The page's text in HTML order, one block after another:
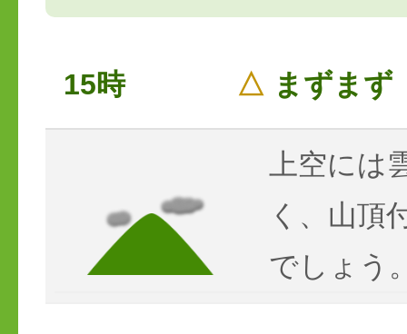
15時 △ まずまず
上空には
く、山頂
でしょう